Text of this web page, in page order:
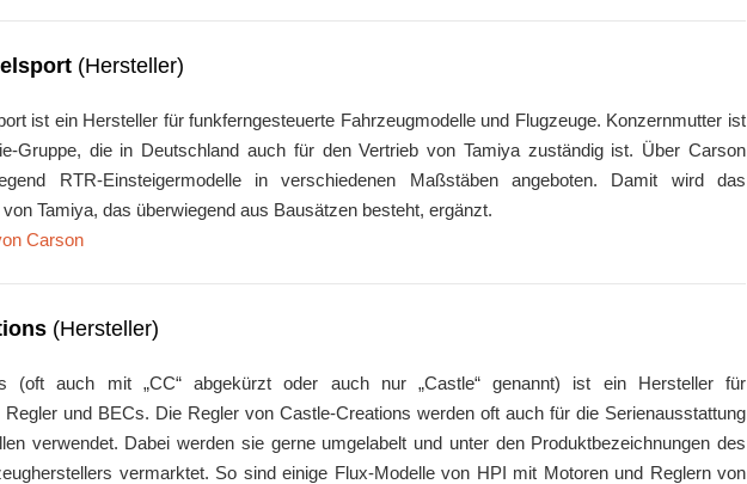
(Hersteller)
ist ein Hersteller für funkferngesteuerte Fahrzeugmodelle und Flugzeuge. Konzernmutter ist
Gruppe, die in Deutschland auch für den Vertrieb von Tamiya zuständig ist. Über Carson
RTR-Einsteigermodelle in verschiedenen Maßstäben angeboten. Damit wird das
Tamiya, das überwiegend aus Bausätzen besteht, ergänzt.
Carson
(Hersteller)
(oft auch mit „CC“ abgekürzt oder auch nur „Castle“ genannt) ist ein Hersteller für
Regler und BECs. Die Regler von Castle-Creations werden oft auch für die Serienausstattung
verwendet. Dabei werden sie gerne umgelabelt und unter den Produktbezeichnungen des
vermarktet. So sind einige Flux-Modelle von HPI mit Motoren und Reglern von